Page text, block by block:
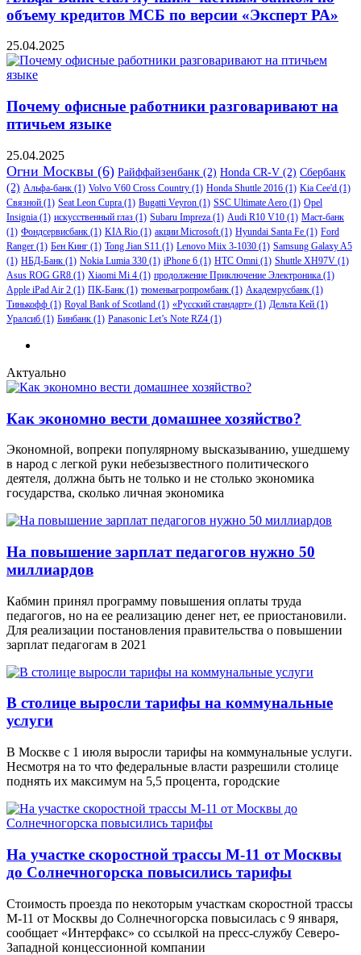
объему кредитов МСБ по версии «Эксперт РА»
25.04.2025
Почему офисные работники разговаривают на
птичьем языке
25.04.2025
Огни Москвы (6) Райффайзенбанк (2) Honda CR-V (2) Сбербанк
(2) Альфа-банк (1) Volvo V60 Cross Country (1) Honda Shuttle 2016 (1) Kia Cee'd (1)
Связной (1) Seat Leon Cupra (1) Bugatti Veyron (1) SSC Ultimate Aero (1) Opel
Insignia (1) искусственный глаз (1) Subaru Impreza (1) Audi R10 V10 (1) Маст-банк
(1) Фондсервисбанк (1) KIA Rio (1) акции Microsoft(1) Hyundai Santa Fe (1) Ford
Ranger (1) Бен Кинг (1) Tong Jian S11 (1) Lenovo Miix 3-1030 (1) Samsung Galaxy A5
(1) НБД-Банк (1) Nokia Lumia 330 (1) iPhone 6 (1) HTC Omni (1) Shuttle XH97V (1)
Asus ROG GR8 (1) Xiaomi Mi 4 (1) продолжение Приключение Электроника (1)
Apple iPad Air 2 (1) ПК-Банк (1) тюменьагропромбанк (1) Академрусбанк (1)
Тинькофф (1) Royal Bank of Scotland (1) «Русский стандарт» (1) Дельта Кей (1)
Уралсиб (1) Бинбанк (1) Panasonic Let’s Note RZ4 (1)
Актуально
Как экономно вести домашнее хозяйство?
Экономной, вопреки популярному высказыванию, ушедшему
в народ с легкой руки небезызвестного политического
деятеля, должна быть не только и не столько экономика
государства, сколько личная экономика
На повышение зарплат педагогов нужно 50
миллиардов
Кабмин принял программу повышения оплаты труда
педагогов, но на ее реализацию денег нет, ее приостановили.
Для реализации постановления правительства о повышении
зарплат педагогам в 2021
В столице выросли тарифы на коммунальные
услуги
В Москве с 1 июля выросли тарифы на коммунальные услуги.
Несмотря на то что федеральные власти разрешили столице
поднять их максимум на 5,5 процента, городские
На участке скоростной трассы М-11 от Москвы
до Солнечногорска повысились тарифы
Стоимость проезда по некоторым участкам скоростной трассы
М-11 от Москвы до Солнечногорска повысилась с 9 января,
сообщает «Интерфакс» со ссылкой на пресс-службу Северо-
Западной концессионной компании